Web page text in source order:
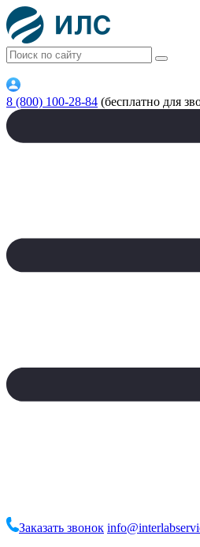
8 (800) 100-28-84 (бесплатно для
Заказать звонок